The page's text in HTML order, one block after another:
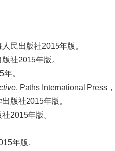
民出版社2015年版。
社2015年版。
。
, Paths International Press
版社2015年版。
2015年版。
年版。